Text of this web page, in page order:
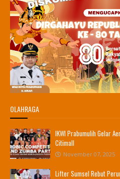
OLAHRAGA
IKWI Prabumulih Gelar
Citimall
November 07, 2025
Lifter Sumsel Rebut